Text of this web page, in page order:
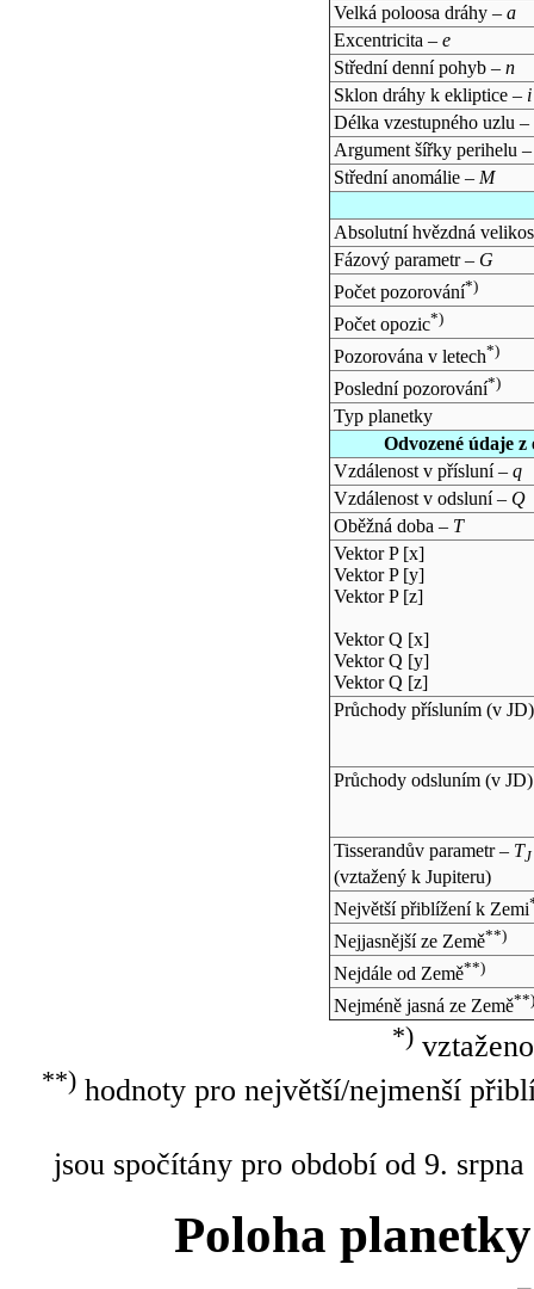
Velká poloosa dráhy – a
Excentricita – e
Střední denní pohyb – n
Sklon dráhy k ekliptice – i
Délka vzestupného uzlu –
Argument šířky perihelu
Střední anomálie – M
Absolutní hvězdná
Fázový parametr – G
Počet pozorování*)
Počet opozic*)
Pozorována v letech*)
Poslední pozorování*)
Typ planetky
Odvozené údaje
Vzdálenost v přísluní – q
Vzdálenost v odsluní – Q
Oběžná doba – T
Vektor P [x]
Vektor P [y]
Vektor P [z]
Vektor Q [x]
Vektor Q [y]
Vektor Q [z]
Průchody přísluním (v JD)
Průchody odsluním (v JD)
Tisserandův parametr – TJ
(vztažený k Jupiteru)
Největší přiblížení k Zemi
Nejjasnější ze Země**)
Nejdále od Země**)
Nejméně jasná ze Země**)
*)
**)hodnoty pro největší/nejmenší
jsou spočítány pro období od 9.
Poloha